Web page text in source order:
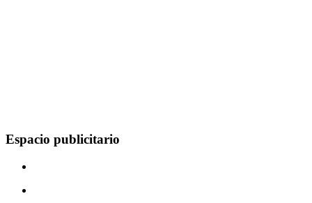
Espacio publicitario